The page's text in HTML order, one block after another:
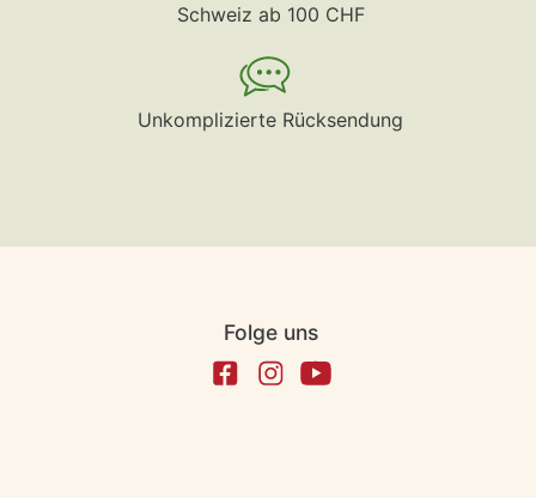
Schweiz ab 100 CHF
Unkomplizierte Rücksendung
Folge uns